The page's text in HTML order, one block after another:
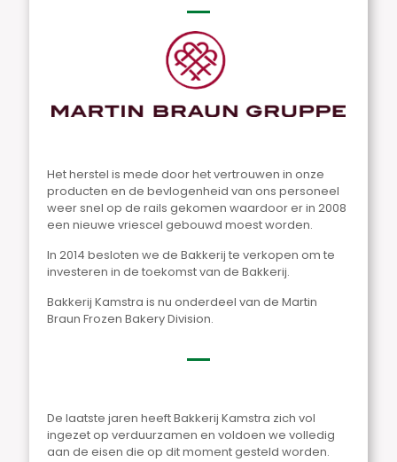
Het herstel is mede door het vertrouwen in onze
producten en de bevlogenheid van ons personeel
weer snel op de rails gekomen waardoor er in 2008
een nieuwe vriescel gebouwd moest worden.
In 2014 besloten we de Bakkerij te verkopen om te
investeren in de toekomst van de Bakkerij.
Bakkerij Kamstra is nu onderdeel van de Martin
Braun Frozen Bakery Division.
De laatste jaren heeft Bakkerij Kamstra zich vol
ingezet op verduurzamen en voldoen we volledig
aan de eisen die op dit moment gesteld worden.